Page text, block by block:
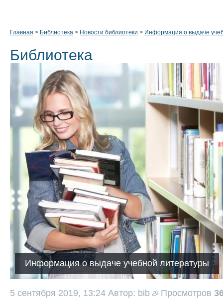
Главная > Библиотека > Новости библиотеки > Информация о выдаче
Библиотека
Информация о выдаче учебной литературы
5 сентября 2019, 13:24 Автор: bib Просмотров